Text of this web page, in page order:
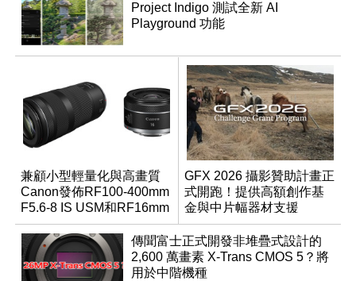
Project Indigo 測試全新 AI
Playground 功能
兼顧小型輕量化與高畫質
Canon發佈RF100-400mm
F5.6-8 IS USM和RF16mm
F2.8 STM
GFX 2026 攝影贊助計畫正
式開跑！提供高額創作基
金與中片幅器材支援
傳聞富士正式開發非堆疊式設計的
2,600 萬畫素 X-Trans CMOS 5？將
用於中階機種